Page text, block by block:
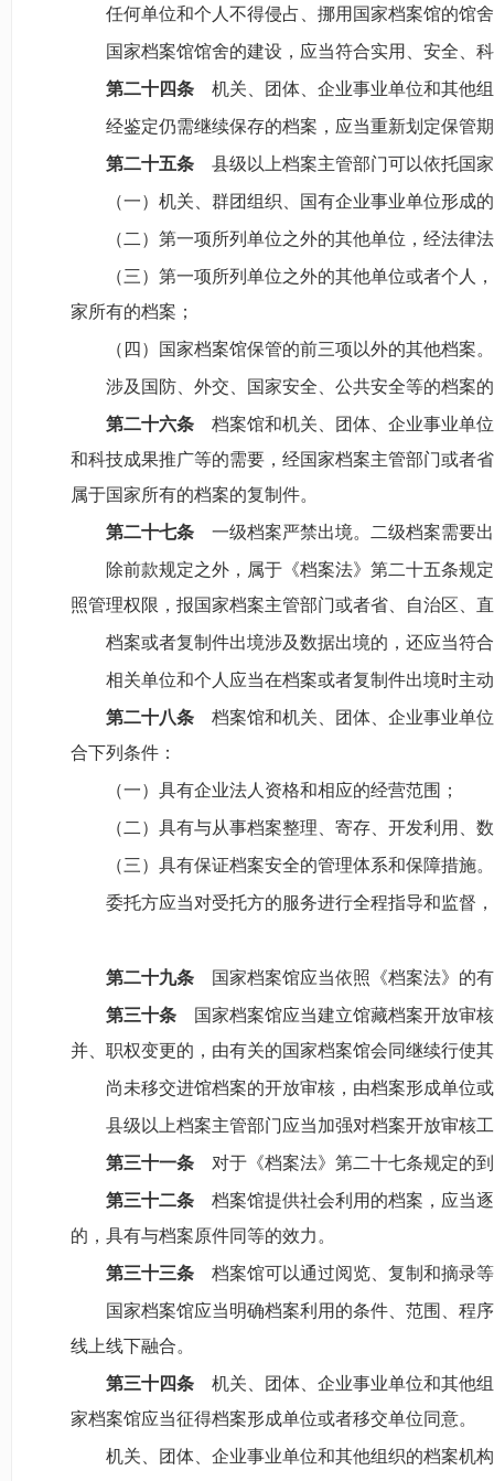
任何单位和个人不得侵占、挪用国家档案馆的馆
国家档案馆馆舍的建设，应当符合实用、安全、
第二十四条 机关、团体、企业事业单位和其他
经鉴定仍需继续保存的档案，应当重新划定保管
第二十五条 县级以上档案主管部门可以依托国
（一）机关、群团组织、国有企业事业单位形成
（二）第一项所列单位之外的其他单位，经法律
（三）第一项所列单位之外的其他单位或者个
家所有的档案；
（四）国家档案馆保管的前三项以外的其他档案。
涉及国防、外交、国家安全、公共安全等的档案
第二十六条 档案馆和机关、团体、企业事业单
和科技成果推广等的需要，经国家档案主管部门或者
属于国家所有的档案的复制件。
第二十七条 一级档案严禁出境。二级档案需要
除前款规定之外，属于《档案法》第二十五条规
照管理权限，报国家档案主管部门或者省、自治区、
档案或者复制件出境涉及数据出境的，还应当符
相关单位和个人应当在档案或者复制件出境时主
第二十八条 档案馆和机关、团体、企业事业单
合下列条件：
（一）具有企业法人资格和相应的经营范围；
（二）具有与从事档案整理、寄存、开发利用、
（三）具有保证档案安全的管理体系和保障措施。
委托方应当对受托方的服务进行全程指导和监督
第二十九条 国家档案馆应当依照《档案法》的
第三十条 国家档案馆应当建立馆藏档案开放审
并、职权变更的，由有关的国家档案馆会同继续行使
尚未移交进馆档案的开放审核，由档案形成单位
县级以上档案主管部门应当加强对档案开放审核
第三十一条 对于《档案法》第二十七条规定的
第三十二条 档案馆提供社会利用的档案，应当
的，具有与档案原件同等的效力。
第三十三条 档案馆可以通过阅览、复制和摘录
国家档案馆应当明确档案利用的条件、范围、程
线上线下融合。
第三十四条 机关、团体、企业事业单位和其他
家档案馆应当征得档案形成单位或者移交单位同意。
机关、团体、企业事业单位和其他组织的档案机